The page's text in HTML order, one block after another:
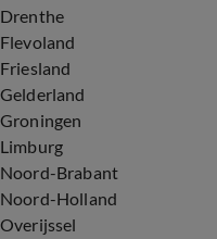
Drenthe
Flevoland
Friesland
Gelderland
Groningen
Limburg
Noord-Brabant
Noord-Holland
Overijssel